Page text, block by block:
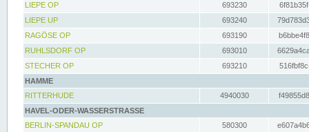
LIEPE OP
693230
LIEPE UP
693240
RAGÖSE OP
693190
RUHLSDORF OP
693010
STECHER OP
693210
HAMME
RITTERHUDE
4940030
HAVEL-ODER-WASSERSTRASSE
BERLIN-SPANDAU OP
580300